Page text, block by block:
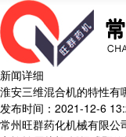
新闻详细
淮安三维混合机的特性有
发布时间：2021-12-6
常州旺群药化机械有限公